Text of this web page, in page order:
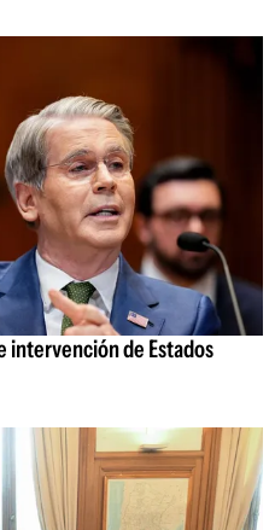
intervención de Estados